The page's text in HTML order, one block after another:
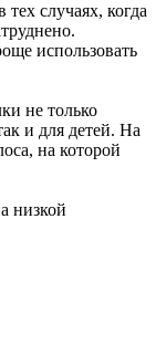
случаях, когда
использовать
не только
и для детей. На
на которой
низкой